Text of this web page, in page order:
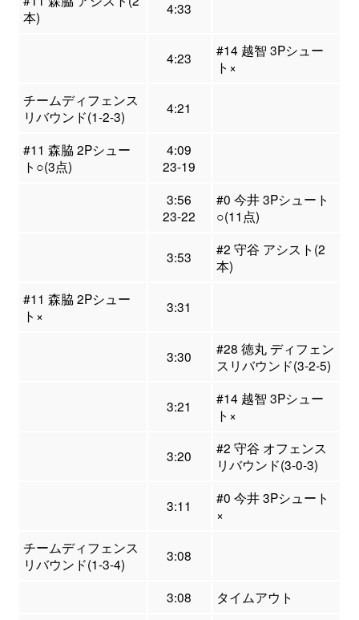
本)
4:33
4:23
#14 越智 3Pシュー
ト×
チームディフェンス
リバウンド(1-2-3)
4:21
#11 森脇 2Pシュー
ト○(3点)
4:09
23-19
3:56
23-22
#0 今井 3Pシュート
○(11点)
3:53
#2 守谷 アシスト(2
本)
#11 森脇 2Pシュー
ト×
3:31
3:30
#28 徳丸 ディフェン
スリバウンド(3-2-5)
3:21
#14 越智 3Pシュー
ト×
3:20
#2 守谷 オフェンス
リバウンド(3-0-3)
3:11
#0 今井 3Pシュート
×
チームディフェンス
リバウンド(1-3-4)
3:08
3:08
タイムアウト